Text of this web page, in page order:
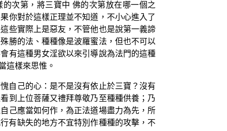
次第，將三寶中 佛的次第放在哪一個之
你對於這樣正理並不知道，不小心進入了
些實際上是惡友，不管他也是說第一義諦
勝的法、種種像是波羅蜜法，但也不可以
有這種男女淫欲以來引導說為法門的這種
這樣來思惟。
自己的心：是不是沒有依止於三寶？沒有
到上位菩薩又禮拜尊敬乃至種種供養；乃
己應當如何作，為正法道場盡力為先，所
有缺失的地方不宜特別作種種的攻擊，不